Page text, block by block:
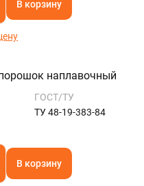
В корзину
наплавочный
ГОСТ/ТУ
ТУ 48-19-383-84
В корзину